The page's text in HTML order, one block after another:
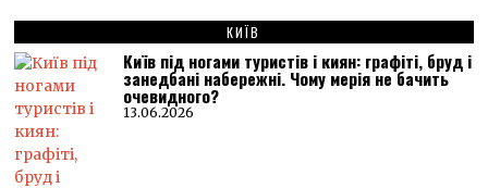
КИЇВ
Київ під ногами туристів і киян: графіті, бруд і
занедбані набережні. Чому мерія не бачить
очевидного?
13.06.2026